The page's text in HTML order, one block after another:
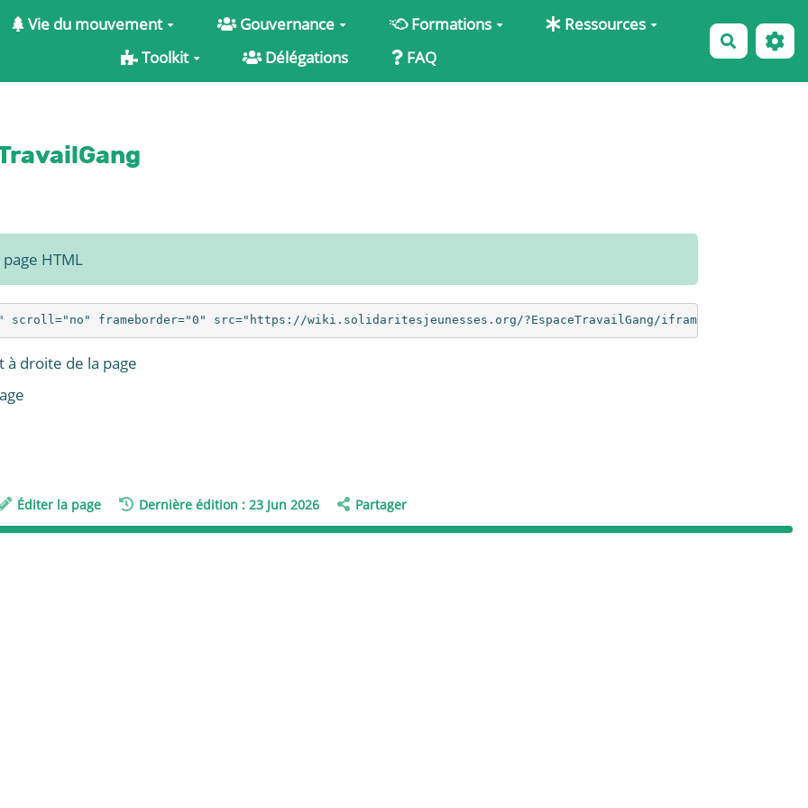
Vie du mouvement Gouvernance Formations
Ressources
Toolkit
Délégations FAQ
HTML
droite de la page
Éditer la page Dernière édition : 23 Jun 2026 Partager